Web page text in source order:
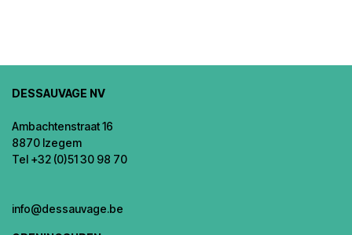
DESSAUVAGE NV
Ambachtenstraat 16
8870 Izegem
Tel +32 (0)51 30 98 70
info@dessauvage.be